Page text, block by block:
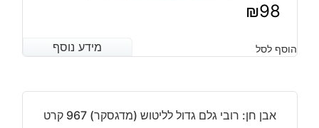
₪98
מידע נוסף הוסף לסל מידע נוסף
אבן חן: רובי גלם גדול לליטוש (מדגסקר) 967 קרט